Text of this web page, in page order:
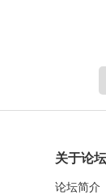
关于论
论坛简介